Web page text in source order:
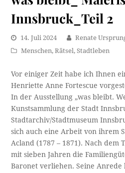
Innsbruck_Teil 2
14. Juli 2024
Renate
Menschen,Rätsel,Stadtleben
Vor einiger Zeit habe ich Ihnen
Henriette Anne Fortescue
In der Ausstellung „was bleibt.
Kunstsammlung der Stadt
Stadtarchiv/Stadtmuseum
sich auch eine Arbeit von ihrem
Acland (1787 – 1871). Nach dem
mit sieben Jahren die
Baronet verliehen. Seine Anrede